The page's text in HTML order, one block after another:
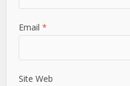
Email *
Site Web